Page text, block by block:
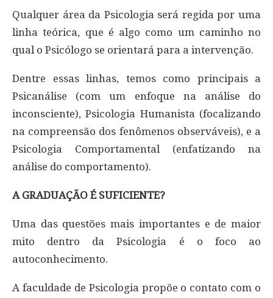
Qualquer área da Psicologia será regida por uma
linha teórica, que é algo como um caminho no
qual o Psicólogo se orientará para a intervenção.
Dentre essas linhas, temos como principais a
Psicanálise (com um enfoque na análise do
inconsciente), Psicologia Humanista (focalizando
na compreensão dos fenômenos observáveis), e a
Psicologia Comportamental (enfatizando na
análise do comportamento).
A GRADUAÇÃO É SUFICIENTE?
Uma das questões mais importantes e de maior
mito dentro da Psicologia é o foco ao
autoconhecimento.
A faculdade de Psicologia propõe o contato com o